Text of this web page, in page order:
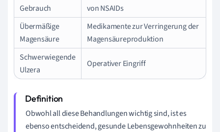
Gebrauch
von NSAIDs
Übermäßige
Magensäure
Medikamente zur Verringerung der
Magensäureproduktion
Schwerwiegende
Ulzera
Operativer Eingriff
Obwohl all diese Behandlungen wichtig sind, ist es
ebenso entscheidend, gesunde Lebensgewohnheiten zu